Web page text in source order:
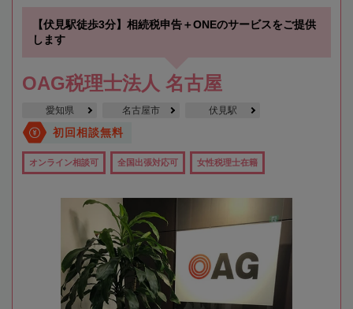
【伏見駅徒歩3分】相続税申告＋ONEのサービスをご提供
します
OAG税理士法人 名古屋
愛知県 名古屋市 伏見駅
初回相談無料
オンライン相談可 全国出張対応可 女性税理士在籍